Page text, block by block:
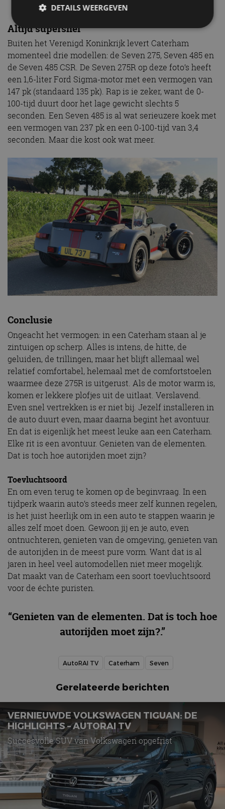
Altijd supersnel
Buiten het Verenigd Koninkrijk levert Caterham
momenteel drie modellen: de Seven 275, Seven 485 en
de Seven 485 CSR. De Seven 275R op deze foto’s heeft
een 1,6-liter Ford Sigma-motor met een vermogen van
147 pk (standaard 135 pk). Rap is ie zeker, want de 0-
100-tijd duurt door het lage gewicht slechts 5
seconden. Een Seven 485 is al wat serieuzere koek met
een vermogen van 237 pk en een 0-100-tijd van 3,4
seconden. Maar die kost ook wat meer.
Conclusie
Ongeacht het vermogen: in een Caterham staan al je
zintuigen op scherp. Alles is intens, de hitte, de
geluiden, de trillingen, maar het blijft allemaal wel
relatief comfortabel, helemaal met de comfortstoelen
waarmee deze 275R is uitgerust. Als de motor warm is,
komen er lekkere plofjes uit de uitlaat. Verslavend.
Even snel vertrekken is er niet bij. Jezelf installeren in
de auto duurt even, maar daarna begint het avontuur.
En dat is eigenlijk het meest leuke aan een Caterham.
Elke rit is een avontuur. Genieten van de elementen.
Dat is toch hoe autorijden moet zijn?
Toevluchtsoord
En om even terug te komen op de beginvraag. In een
tijdperk waarin auto’s steeds meer zelf kunnen regelen,
is het juist heerlijk om in een auto te stappen waarin je
alles zelf moet doen. Gewoon jij en je auto, even
ontnuchteren, genieten van de omgeving, genieten van
de autorijden in de meest pure vorm. Want dat is al
jaren in heel veel automodellen niet meer mogelijk.
Dat maakt van de Caterham een soort toevluchtsoord
voor de échte puristen.
“Genieten van de elementen. Dat is toch hoe
autorijden moet zijn?.”
AutoRAI TV Caterham Seven
Gerelateerde berichten
VERNIEUWDE VOLKSWAGEN TIGUAN: DE
HIGHLIGHTS – AUTORAI TV
Succesvolle SUV van Volkswagen opgefrist
DETAILS WEERGEVEN
Strikt noodzakelijk Prestatie
Targeting
Niet-geclassificeerd
Strikt noodzakelijke cookies maken de
kernfunctionaliteiten van de website mogelijk, zoals
gebruikersaanmelding en accountbeheer. De
website kan niet goed worden gebruikt zonder de
strikt noodzakelijke cookies.
Naam
Aanbieder/
Domein
Vervaldatum
Inc.
te
op basis
adres van
te
essentieel
veiligheid
website
het
CookieScript
autorai.nl
4 weken 2
dagen
Deze
gebruikt
Cookie-
Script.com
Naam
Aanbieder
/Domein
Vervaldatum Omschrijving
_ga
LLC
.autorai.nl
1 jaar 1
maand
Deze cookienaam
is gekoppeld aan
Analytics - wat een
Google. Deze
cookie wordt
gebruikt om
gebruikers te
onderscheiden
willekeurig
gegenereerd
nummer toe te
wijzen als klant-ID.
in elk
paginaverzoek op
een site en wordt
te berekenen voor
de
Naam
Aanbieder
Domein
Vervaldatum Omschrijving
_fbp
Inc.
2 maanden 4
weken
Gebruikt door
externe adverteerders
_gcl_au
Google LLC
.autorai.nl
2 maanden 4
weken
Deze cookie wordt
ingesteld door
Doubleclick en voert
informatie uit over
hoe de eindgebruiker
de website gebruikt
en over eventuele
advertenties die de
eindgebruiker heeft
gezien voordat hij de
genoemde website
Doubleclick en voert
informatie uit over
gezien voordat hij de
genoemde website
Naam
Aanbieder
Domein
Vervaldatum
omx_consent .autorai.nl
1 jaar
g_id_2026041511536766
autorai.nl 1 jaar
Google Privacy Policy